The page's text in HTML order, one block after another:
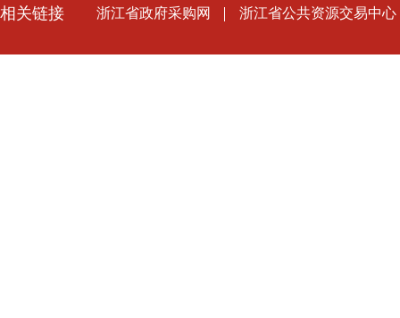
相关链接 浙江省政府采购网 浙江省公共资源交易中心